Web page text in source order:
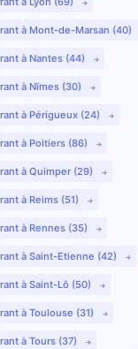
à Mont-de-Marsan (40)
à Nantes (44)
à Nîmes (30)
à Périgueux (24)
à Poitiers (86)
à Quimper (29)
à Reims (51)
à Rennes (35)
à Saint-Etienne (42)
à Saint-Lô (50)
à Toulouse (31)
à Tours (37)